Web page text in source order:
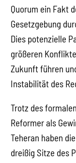
Quorum ein Fakt
Gesetzgebung
Dies potenzielle
größeren
Zukunft führen
Instabilität des
Trotz des
Reformer als
Teheran haben
dreißig Sitze des